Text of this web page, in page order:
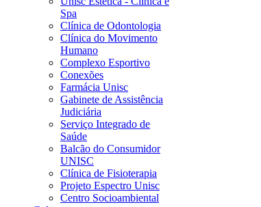
Spa
Clínica de Odontologia
Clínica do Movimento
Humano
Complexo Esportivo
Conexões
Farmácia Unisc
Gabinete de Assistência
Judiciária
Serviço Integrado de
Saúde
Balcão do Consumidor
UNISC
Clínica de Fisioterapia
Projeto Espectro Unisc
Centro Socioambiental